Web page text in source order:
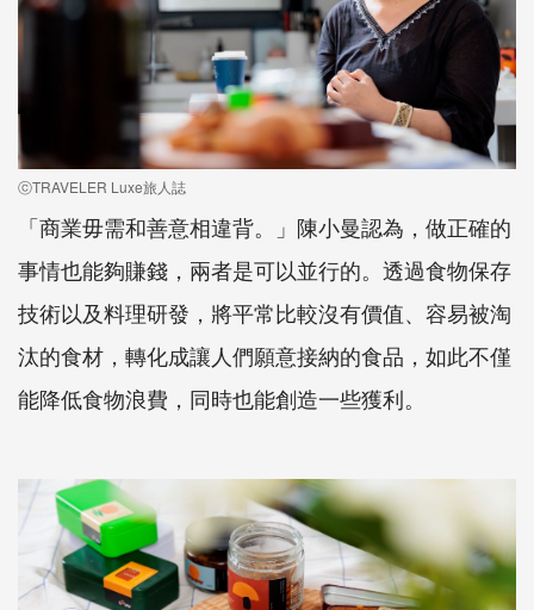
ⓒTRAVELER Luxe旅人誌
「商業毋需和善意相違背。」陳小曼認為，做正確的
事情也能夠賺錢，兩者是可以並行的。透過食物保存
技術以及料理研發，將平常比較沒有價值、容易被淘
汰的食材，轉化成讓人們願意接納的食品，如此不僅
能降低食物浪費，同時也能創造一些獲利。